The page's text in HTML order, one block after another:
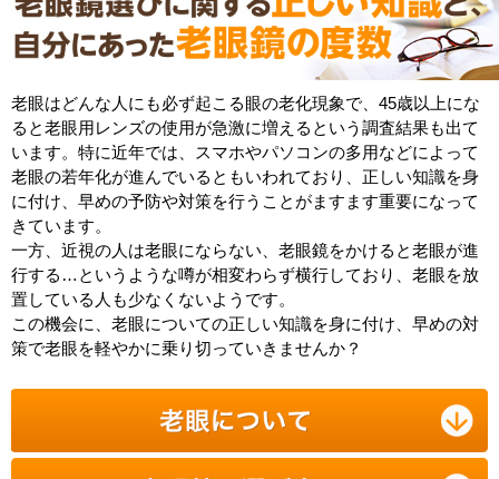
老眼はどんな人にも必ず起こる眼の老化現象で、45歳以上にな
ると老眼用レンズの使用が急激に増えるという調査結果も出て
います。特に近年では、スマホやパソコンの多用などによって
老眼の若年化が進んでいるともいわれており、正しい知識を身
に付け、早めの予防や対策を行うことがますます重要になって
きています。
一方、近視の人は老眼にならない、老眼鏡をかけると老眼が進
行する…というような噂が相変わらず横行しており、老眼を放
置している人も少なくないようです。
この機会に、老眼についての正しい知識を身に付け、早めの対
策で老眼を軽やかに乗り切っていきませんか？